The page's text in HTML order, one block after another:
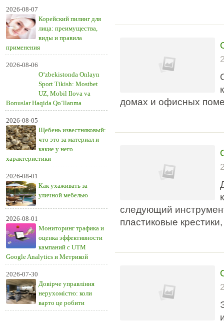
2026-08-07
Корейский пилинг для
лица: преимущества,
виды и правила
применения
2026-08-06
O‘zbekistonda Onlayn
Sport Tikish: Mostbet
UZ, Mobil Ilova va
Bonuslar Haqida Qo‘llanma
2026-08-05
Щебень известняковый:
что это за материал и
какие у него
характеристики
2026-08-01
Как ухаживать за
уличной мебелью
2026-08-01
Мониторинг трафика и
оценка эффективности
кампаний с UTM
Google Analytics и Метрикой
2026-07-30
Довірче управління
нерухомістю: коли
варто це робити
домах и офисных
следующий
пластиковые